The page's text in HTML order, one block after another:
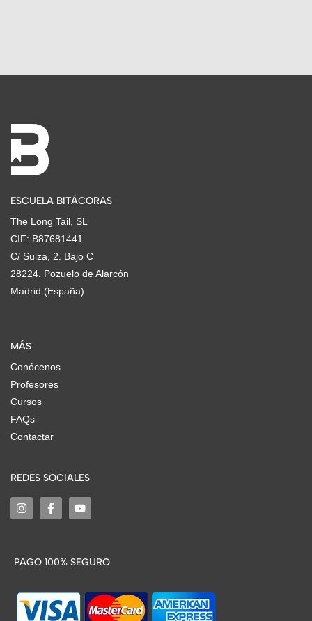
ESCUELA BITÁCORAS
The Long Tail, SL
CIF: B87681441
C/ Suiza, 2. Bajo C
28224. Pozuelo de Alarcón
Madrid (España)
MÁS
Conócenos
Profesores
Cursos
FAQs
Contactar
REDES SOCIALES
PAGO 100% SEGURO